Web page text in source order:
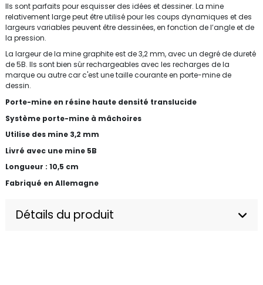
Ils sont parfaits pour esquisser des idées et dessiner. La mine
relativement large peut être utilisé pour les coups dynamiques et des
largeurs variables peuvent être dessinées, en fonction de l’angle et de
la pression.
La largeur de la mine graphite est de 3,2 mm, avec un degré de dureté
de 5B. Ils sont bien sûr rechargeables avec les recharges de la
marque ou autre car c'est une taille courante en porte-mine de
dessin.
Porte-mine en résine haute densité translucide
Système porte-mine à mâchoires
Utilise des mine 3,2 mm
Livré avec une mine 5B
Longueur : 10,5 cm
Fabriqué en Allemagne
Détails du produit